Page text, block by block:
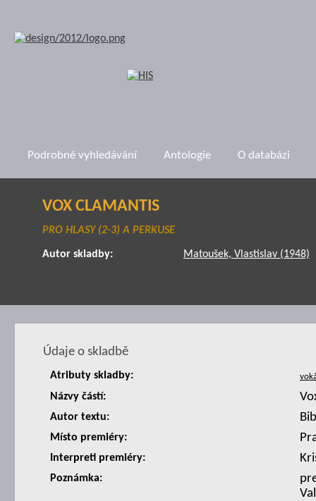
Podrobné vyhledávání Antologie O databázi
VOX CLAMANTIS
PRO HLASY (2-3) A PERKUSE
Autor skladby: Matoušek, Vlastislav (1948)
Údaje o skladbě
Atributy skladby:
Názvy částí:
Autor textu:
Místo premiéry:
Interpreti premiéry:
Poznámka: